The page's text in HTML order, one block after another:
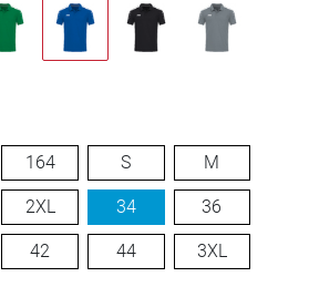
164 S M
2XL 34 36
42 44 3XL